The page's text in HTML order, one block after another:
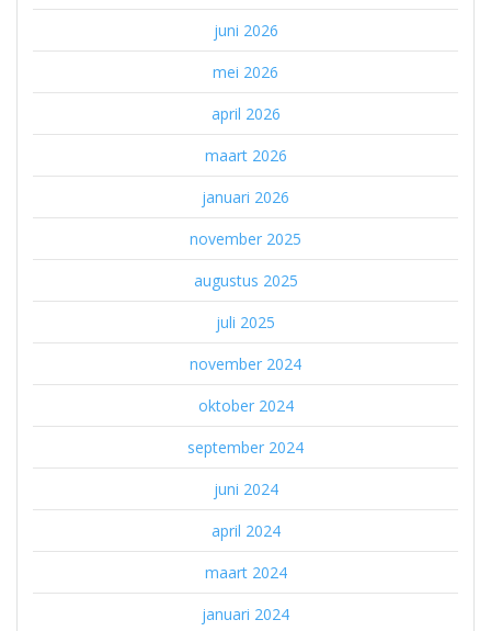
juni 2026
mei 2026
april 2026
maart 2026
januari 2026
november 2025
augustus 2025
juli 2025
november 2024
oktober 2024
september 2024
juni 2024
april 2024
maart 2024
januari 2024